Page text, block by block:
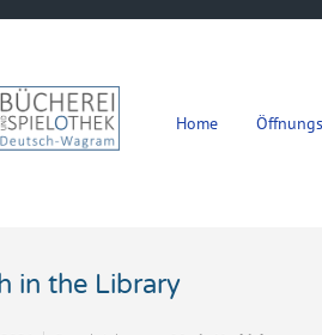
Home
in the Library